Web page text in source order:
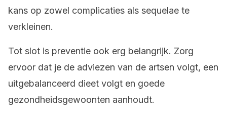
kans op zowel complicaties als sequelae te
verkleinen.
Tot slot is preventie ook erg belangrijk. Zorg
ervoor dat je de adviezen van de artsen volgt, een
uitgebalanceerd dieet volgt en goede
gezondheidsgewoonten aanhoudt.